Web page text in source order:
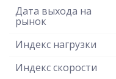
Дата выхода на
рынок
Индекс нагрузки
Индекс скорости